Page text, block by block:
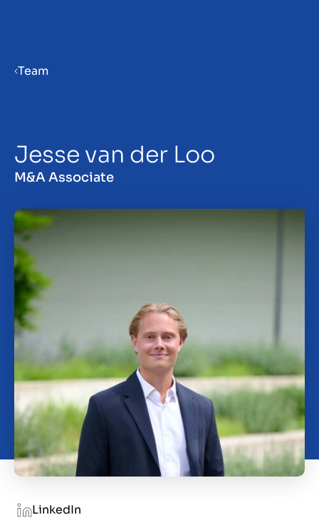
Bedrijf verkopen
Investeren
Insights
Over ons
Contact
NL
Team
Jesse van der Loo
M&A Associate
LinkedIn